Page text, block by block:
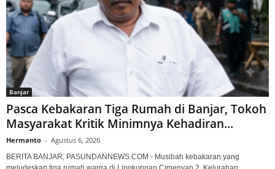
Banjar
Pasca Kebakaran Tiga Rumah di Banjar, Tokoh
Masyarakat Kritik Minimnya Kehadiran...
Hermanto - Agustus 6, 2026
BERITA BANJAR, PASUNDANNEWS.COM - Musibah kebakaran yang